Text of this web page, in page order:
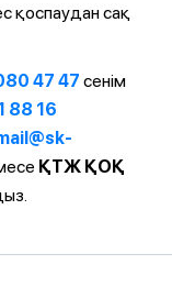
қоспаудан сақ
47 47 сенім
88 16
ҚТЖ ҚОҚ